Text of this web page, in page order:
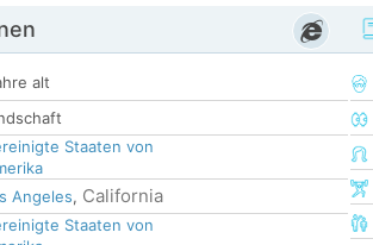
alt
Staaten von
Angeles, California
Staaten von